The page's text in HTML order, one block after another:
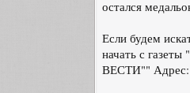
остался
Если будем
начать с
ВЕСТИ"" Адрес: